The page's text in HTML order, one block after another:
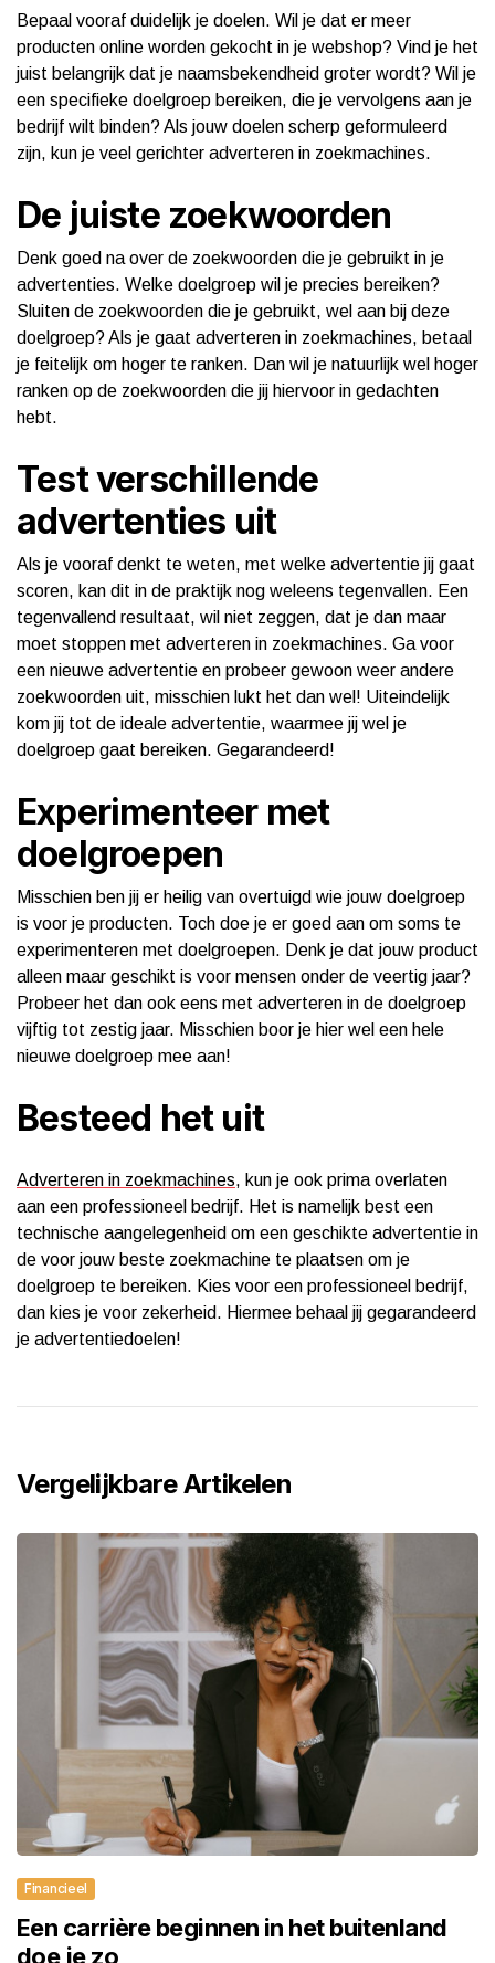
Bepaal vooraf duidelijk je doelen. Wil je dat er meer
producten online worden gekocht in je webshop? Vind je het
juist belangrijk dat je naamsbekendheid groter wordt? Wil je
een specifieke doelgroep bereiken, die je vervolgens aan je
bedrijf wilt binden? Als jouw doelen scherp geformuleerd
zijn, kun je veel gerichter adverteren in zoekmachines.
De juiste zoekwoorden
Denk goed na over de zoekwoorden die je gebruikt in je
advertenties. Welke doelgroep wil je precies bereiken?
Sluiten de zoekwoorden die je gebruikt, wel aan bij deze
doelgroep? Als je gaat adverteren in zoekmachines, betaal
je feitelijk om hoger te ranken. Dan wil je natuurlijk wel hoger
ranken op de zoekwoorden die jij hiervoor in gedachten
hebt.
Test verschillende
advertenties uit
Als je vooraf denkt te weten, met welke advertentie jij gaat
scoren, kan dit in de praktijk nog weleens tegenvallen. Een
tegenvallend resultaat, wil niet zeggen, dat je dan maar
moet stoppen met adverteren in zoekmachines. Ga voor
een nieuwe advertentie en probeer gewoon weer andere
zoekwoorden uit, misschien lukt het dan wel! Uiteindelijk
kom jij tot de ideale advertentie, waarmee jij wel je
doelgroep gaat bereiken. Gegarandeerd!
Experimenteer met
doelgroepen
Misschien ben jij er heilig van overtuigd wie jouw doelgroep
is voor je producten. Toch doe je er goed aan om soms te
experimenteren met doelgroepen. Denk je dat jouw product
alleen maar geschikt is voor mensen onder de veertig jaar?
Probeer het dan ook eens met adverteren in de doelgroep
vijftig tot zestig jaar. Misschien boor je hier wel een hele
nieuwe doelgroep mee aan!
Besteed het uit
Adverteren in zoekmachines, kun je ook prima overlaten
aan een professioneel bedrijf. Het is namelijk best een
technische aangelegenheid om een geschikte advertentie in
de voor jouw beste zoekmachine te plaatsen om je
doelgroep te bereiken. Kies voor een professioneel bedrijf,
dan kies je voor zekerheid. Hiermee behaal jij gegarandeerd
je advertentiedoelen!
Vergelijkbare Artikelen
Financieel
Een carrière beginnen in het buitenland
doe je zo